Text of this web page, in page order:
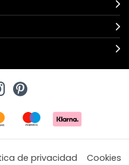
de privacidad
Cookies